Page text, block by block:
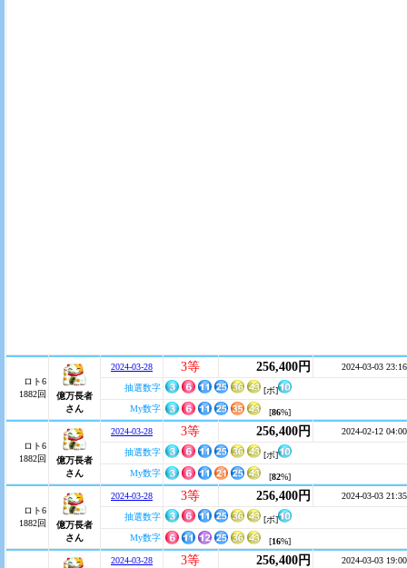
ロト6
1882回
億万長者
さん
2024-03-28 3等 256,400円 2024-03-03 23:16
抽選数字
[ボ]
My数字
[86%]
ロト6
1882回
億万長者
さん
2024-03-28 3等 256,400円 2024-02-12 04:00
抽選数字
[ボ]
My数字
[82%]
ロト6
1882回
億万長者
さん
2024-03-28 3等 256,400円 2024-03-03 21:35
抽選数字
[ボ]
My数字
[16%]
2024-03-28 3等 256,400円 2024-03-03 19:00